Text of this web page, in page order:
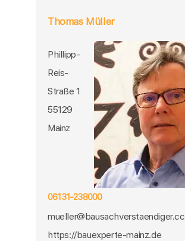
Thomas Müller
Phillipp-
Reis-
Straße 1
55129
Mainz
06131-238000
mueller@bausachverstaendiger.cc
https://bauexperte-mainz.de